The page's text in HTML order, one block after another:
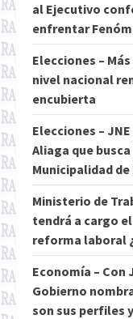
al Ejecutivo
enfrentar
Elecciones –
nivel nacional
encubierta
Elecciones –
Aliaga que
Municipalidad de
Ministerio de
tendrá a cargo
reforma laboral
Economía – Con
Gobierno
son sus perfiles